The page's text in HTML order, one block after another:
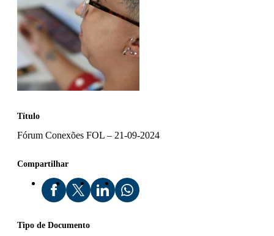
Título
Fórum Conexões FOL – 21-09-2024
Compartilhar
Tipo de Documento